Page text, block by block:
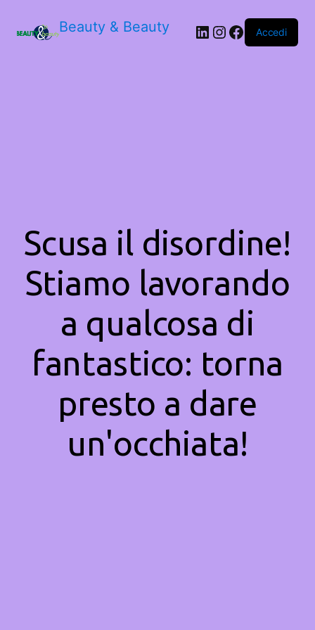
Beauty & Beauty LinkedIn
Instagram
Facebook
Accedi
Scusa il disordine!
Stiamo lavorando
a qualcosa di
fantastico: torna
presto a dare
un'occhiata!